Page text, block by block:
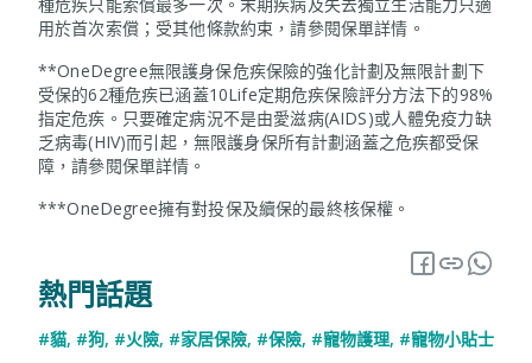
用於首次索償；受其他條款約束，請參閱保單詳情。
**OneDegree無限護身保危疾保險的強化計劃及無限計劃下
受保的62種危疾已涵蓋10Life定期危疾保險評分方法下的98%
指定危疾。只要確定病況不是由愛滋病(AIDS)或人體免疫力缺
乏病毒(HIV)而引起，無限護身保所有計劃涵蓋之危疾都受保
障，請參閱保單詳情。
***OneDegree擁有對投保及續保的最終核保權。
熱門話題
#貓, #狗, #火險, #家居保險, #保險, #寵物護理, #寵物小貼士